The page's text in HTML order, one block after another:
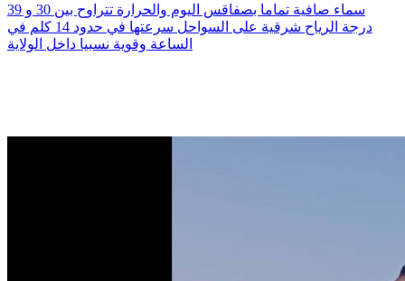
سماء صافية تماما بصفاقس اليوم والحرارة تتراوح بين 30 و 39
درجة الرياح شرقية على السواحل سرعتها في حدود 14 كلم في
الساعة وقوية نسبيا داخل الولاية